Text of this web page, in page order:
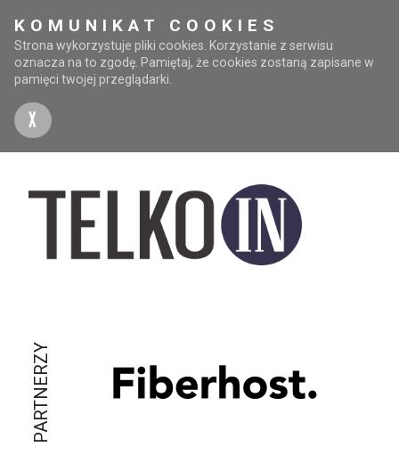
KOMUNIKAT COOKIES
Strona wykorzystuje pliki cookies. Korzystanie z serwisu
oznacza na to zgodę. Pamiętaj, że cookies zostaną zapisane w
pamięci twojej przeglądarki.
X
PARTNERZY